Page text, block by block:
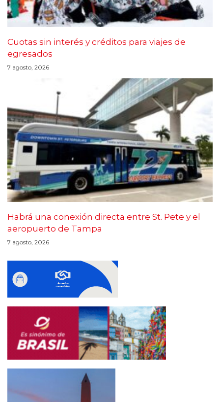
Cuotas sin interés y créditos para viajes de
egresados
7 agosto, 2026
Habrá una conexión directa entre St. Pete y el
aeropuerto de Tampa
7 agosto, 2026